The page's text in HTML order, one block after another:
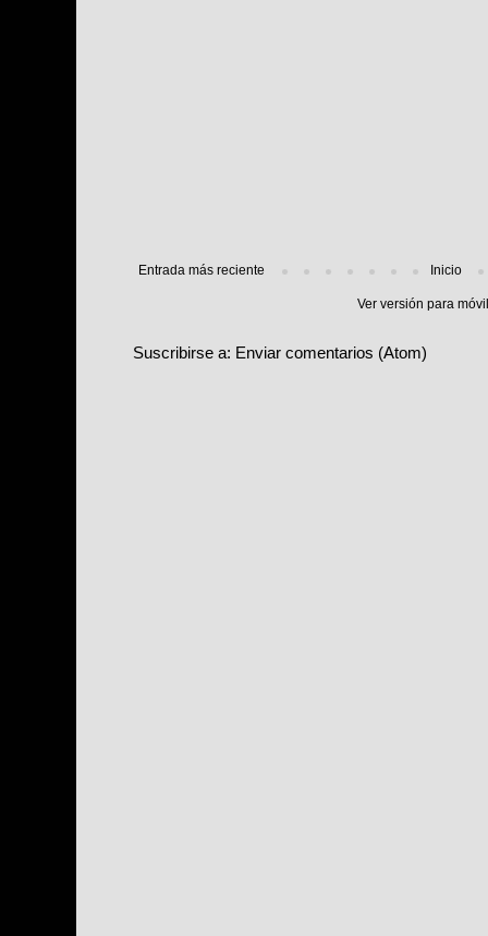
Entrada más reciente Inicio
Ver versión para
Suscribirse a: Enviar comentarios (Atom)